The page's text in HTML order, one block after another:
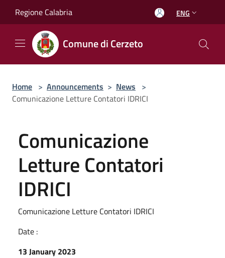
Regione Calabria ENG
Comune di Cerzeto
Home > Announcements > News >
Comunicazione Letture Contatori IDRICI
Comunicazione
Letture Contatori
IDRICI
Comunicazione Letture Contatori IDRICI
Date :
13 January 2023